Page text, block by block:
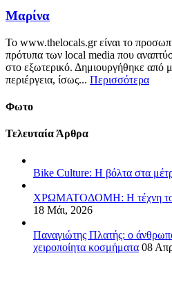
Μαρίνα
Το www.thelocals.gr είναι το
πρότυπα των local media που
στο εξωτερικό. Δημιουργήθηκε από
περιέργεια, ίσως... Περισσότερα
Φωτο
Τελευταία Άρθρα
Bike Culture: Η βόλτα στα
ΧΡΩΜΑΤΟΔΟΜΗ: Η τέχνη
18 Μάι, 2026
Παναγιώτης Πλατής: ο
χειροποίητα κοσμήματα 08